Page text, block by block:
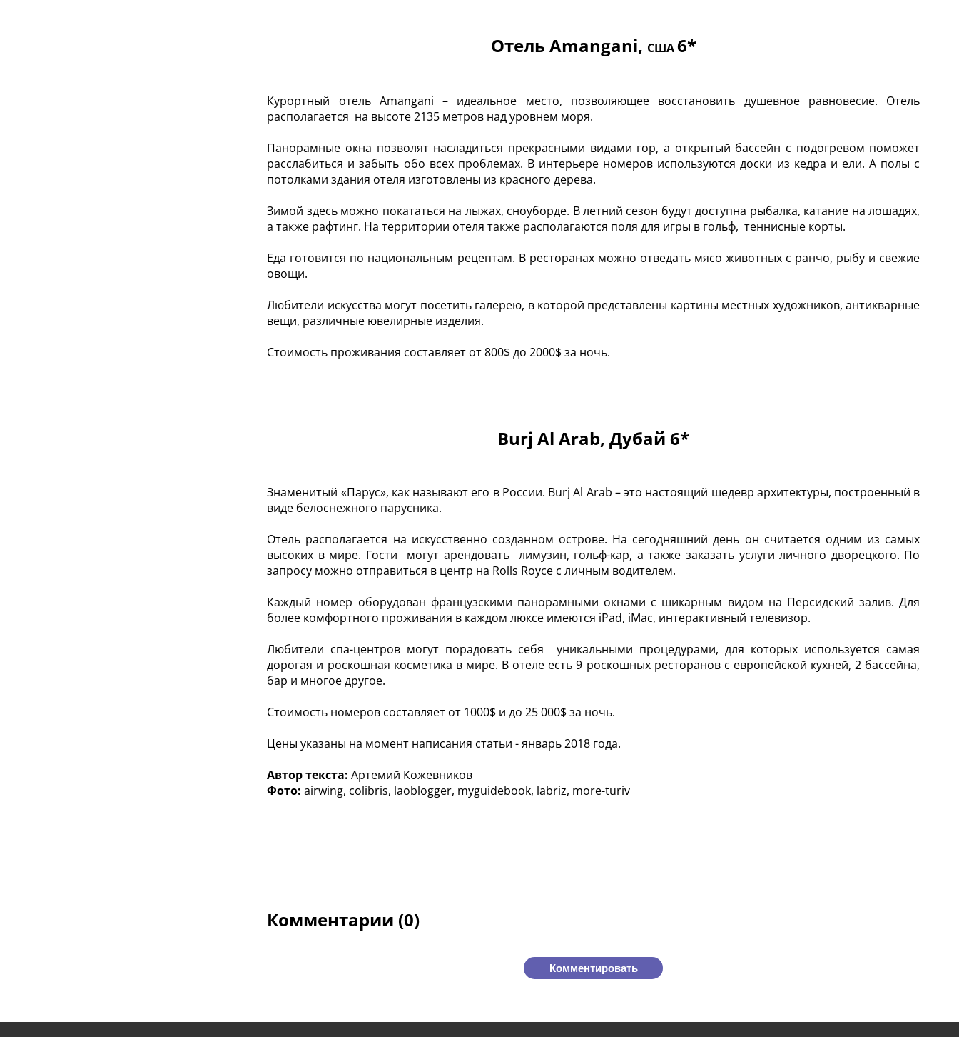
Отель Amangani, США6*
Курортный отель Amangani – идеальное место, позволяющее восстановить душевное равновесие. Отель
располагается на высоте 2135 метров над уровнем моря.
Панорамные окна позволят насладиться прекрасными видами гор, а открытый бассейн с подогревом поможет
расслабиться и забыть обо всех проблемах. В интерьере номеров используются доски из кедра и ели. А полы с
потолками здания отеля изготовлены из красного дерева.
Зимой здесь можно покататься на лыжах, сноуборде. В летний сезон будут доступна рыбалка, катание на лошадях,
а также рафтинг. На территории отеля также располагаются поля для игры в гольф, теннисные корты.
Еда готовится по национальным рецептам. В ресторанах можно отведать мясо животных с ранчо, рыбу и свежие
овощи.
Любители искусства могут посетить галерею, в которой представлены картины местных художников, антикварные
вещи, различные ювелирные изделия.
Стоимость проживания составляет от 800$ до 2000$ за ночь.
Burj Al Arab, Дубай 6*
Знаменитый «Парус», как называют его в России. Burj Al Arab – это настоящий шедевр архитектуры, построенный в
виде белоснежного парусника.
Отель располагается на искусственно созданном острове. На сегодняшний день он считается одним из самых
высоких в мире. Гости могут арендовать лимузин, гольф-кар, а также заказать услуги личного дворецкого. По
запросу можно отправиться в центр на Rolls Royce с личным водителем.
Каждый номер оборудован французскими панорамными окнами с шикарным видом на Персидский залив. Для
более комфортного проживания в каждом люксе имеются iPad, iMac, интерактивный телевизор.
Любители спа-центров могут порадовать себя уникальными процедурами, для которых используется самая
дорогая и роскошная косметика в мире. В отеле есть 9 роскошных ресторанов с европейской кухней, 2 бассейна,
бар и многое другое.
Стоимость номеров составляет от 1000$ и до 25 000$ за ночь.
Цены указаны на момент написания статьи - январь 2018 года.
Автор текста: Артемий Кожевников
Фото:airwing, colibris, laoblogger, myguidebook, labriz, more-turiv
Комментарии (0)
Комментировать